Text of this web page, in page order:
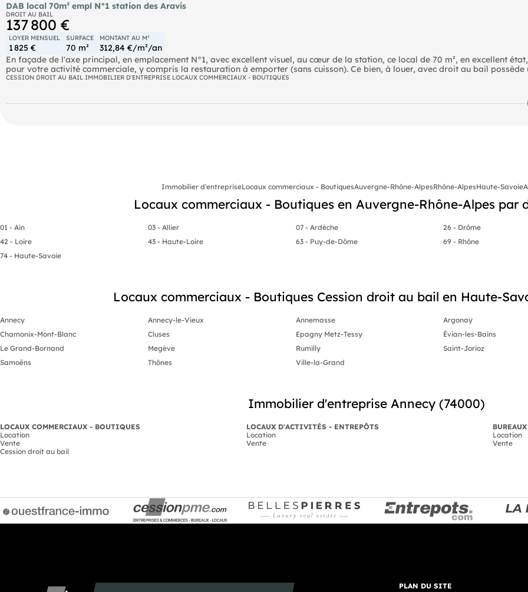
DAB local 70m² empl N°1 station des Aravis
DROIT AU BAIL
137 800 €
LOYER MENSUEL
1 825 €
SURFACE
70 m²
MONTANT AU M²
312,84 €/m²/an
En façade de l'axe principal, en emplacement N°1, avec excellent visuel, au cœur de la station, ce local de 70 m², en excellent
pour votre activité commerciale, y compris la restauration à emporter (sans cuisson). Ce bien, à louer, avec droit au bail
de plus de 5 m. L'environnement est idéal avec de nombreux commerces, restaurants, services et résidentiel. Le Chauffage
CESSION DROIT AU BAIL IMMOBILIER D'ENTREPRISE LOCAUX COMMERCIAUX - BOUTIQUES
Immobilier d'entrepriseLocaux commerciaux - BoutiquesAuvergne-Rhône-AlpesRhône-AlpesHaute-Savoie
Locaux commerciaux - Boutiques en Auvergne-Rhône-Alpes par
01 - Ain 03 - Allier 07 - Ardèche 26 - Drôme
42 - Loire
43 - Haute-Loire 63 - Puy-de-Dôme 69 - Rhône
74 - Haute-Savoie
Locaux commerciaux - Boutiques Cession droit au bail en Haute-
Annecy Annecy-le-Vieux Annemasse Argonay
Chamonix-Mont-Blanc
Cluses Epagny Metz-Tessy Évian-les-Bains
Le Grand-Bornand
Megève Rumilly Saint-Jorioz
Samoëns
Thônes Ville-la-Grand
Immobilier d'entreprise Annecy (74000)
LOCAUX COMMERCIAUX - BOUTIQUES
Location
Vente
Cession droit au bail
LOCAUX D'ACTIVITÉS - ENTREPÔTS
Location
Vente
BUREAUX
Location
Vente
PLAN DU SITE